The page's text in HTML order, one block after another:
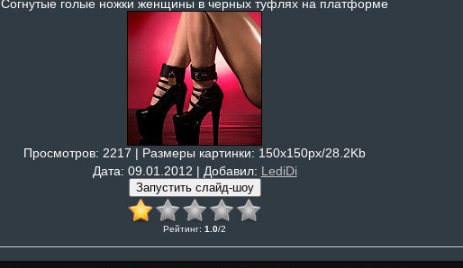
Согнутые голые ножки женщины в черных туфлях на платформе
Просмотров: 2217 | Размеры картинки: 150x150px/28.2Kb
Дата: 09.01.2012 | Добавил: LediDi
Рейтинг: 1.0/2